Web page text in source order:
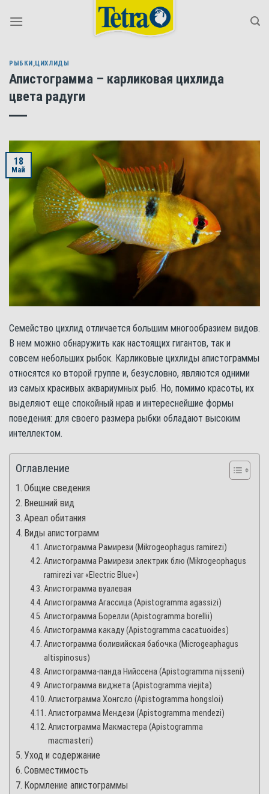
РЫБКИ,ЦИХЛИДЫ
Апистограмма – карликовая цихлида
цвета радуги
18
Май
Семейство цихлид отличается большим многообразием видов.
В нем можно обнаружить как настоящих гигантов, так и
совсем небольших рыбок. Карликовые цихлиды апистограммы
относятся ко второй группе и, безусловно, являются одними
из самых красивых аквариумных рыб. Но, помимо красоты, их
выделяют еще спокойный нрав и интереснейшие формы
поведения: для своего размера рыбки обладают высоким
интеллектом.
Оглавление
Общие сведения
Внешний вид
Ареал обитания
Виды апистограмм
Апистограмма Рамирези (Mikrogeophagus ramirezi)
Апистограмма Рамирези электрик блю (Mikrogeophagus
ramirezi var «Electric Blue»)
Апистограмма вуалевая
Апистограмма Агассица (Apistogramma agassizi)
Апистограмма Борелли (Apistogramma borellii)
Апистограмма какаду (Apistogramma cacatuoides)
Апистограмма боливийская бабочка (Microgeaphagus
altispinosus)
Апистограмма-панда Нийссена (Apistogramma nijsseni)
Апистограмма виджета (Apistogramma viejita)
Апистограмма Хонгсло (Apistogramma hongsloi)
Апистограмма Мендези (Apistogramma mendezi)
Апистограмма Макмастера (Apistogramma
macmasteri)
Уход и содержание
Совместимость
Кормление апистограммы